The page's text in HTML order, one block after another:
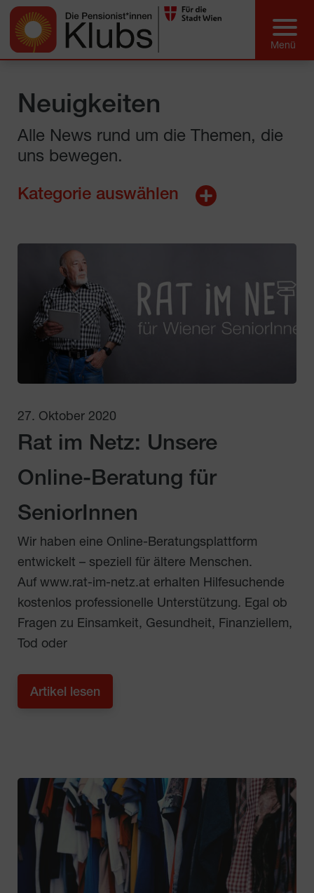
Neuigkeiten
Alle News rund um die Themen, die
uns bewegen.
Kategorie auswählen
27. Oktober 2020
Rat im Netz: Unsere
Online-Beratung für
SeniorInnen
Wir haben eine Online-Beratungsplattform
entwickelt – speziell für ältere Menschen.
Auf www.rat-im-netz.at erhalten Hilfesuchende
kostenlos professionelle Unterstützung. Egal ob
Fragen zu Einsamkeit, Gesundheit, Finanziellem,
Tod oder
Artikel lesen